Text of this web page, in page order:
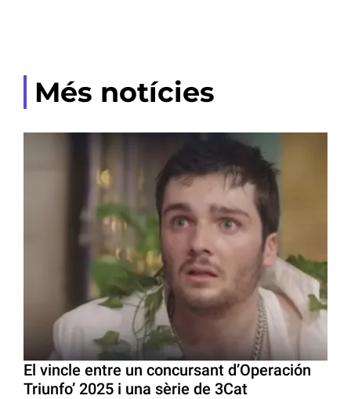
Més notícies
El vincle entre un concursant d’Operación
Triunfo’ 2025 i una sèrie de 3Cat